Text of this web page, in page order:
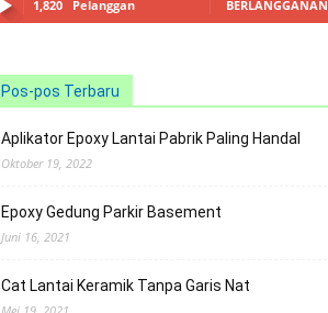
1,820 Pelanggan BERLANGGANAN
Pos-pos Terbaru
Aplikator Epoxy Lantai Pabrik Paling Handal
Oktober 19, 2022
Epoxy Gedung Parkir Basement
Juni 16, 2021
Cat Lantai Keramik Tanpa Garis Nat